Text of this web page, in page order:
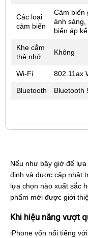
Nếu như bây giờ để
định và được cập nhật
lựa chọn nào xuất sắc
phẩm mới được giới
Khi hiệu năng vượt
iPhone vốn nổi tiếng
Các loại
cảm biến
Cảm biến
ánh sáng,
biến áp kế
Khe cắm
thẻ nhớ
Không
Wi-Fi 802.11ax
Bluetooth Bluetooth